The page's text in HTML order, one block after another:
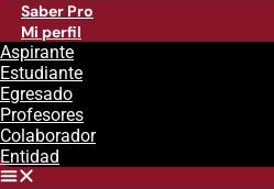
Saber Pro
Mi perfil
Aspirante
Estudiante
Egresado
Profesores
Colaborador
Entidad